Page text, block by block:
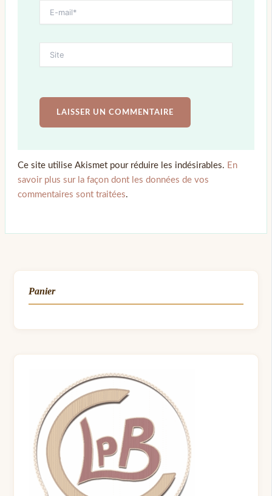
Ce site utilise Akismet pour réduire les indésirables. En
savoir plus sur la façon dont les données de vos
commentaires sont traitées.
Panier